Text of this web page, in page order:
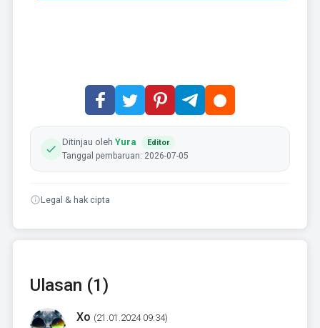
Ditinjau oleh Yura Editor
Tanggal pembaruan: 2026-07-05
Legal & hak cipta
Ulasan (1)
Xo (21.01.2024 09:34)